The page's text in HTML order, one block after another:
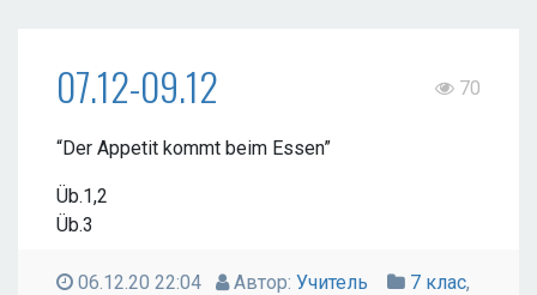
07.12-09.12 70
“Der Appetit kommt beim Essen”
Üb.1,2
Üb.3
06.12.20 22:04 Автор: Учитель 7 клас,